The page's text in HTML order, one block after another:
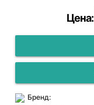
Цена:
Бренд: